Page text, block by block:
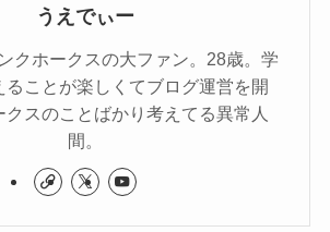
うえでぃー
クホークスの大ファン。28歳。学
ることが楽しくてブログ運営を開
スのことばかり考えてる異常人
間。